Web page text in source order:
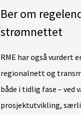
Ber om
strømnettet
RME har også vurdert
regionalnett og
både i tidlig fase – ved
prosjektutvikling,